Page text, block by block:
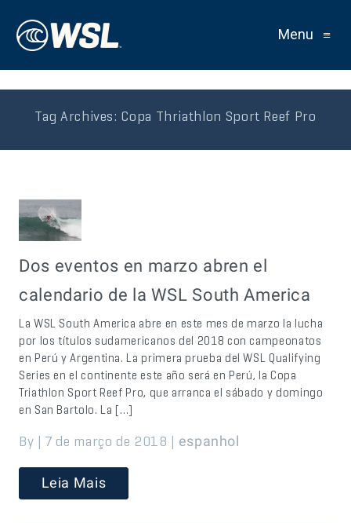
Menu ≡
Tag Archives: Copa Thriathlon Sport Reef Pro
Dos eventos en marzo abren el
calendario de la WSL South America
La WSL South America abre en este mes de marzo la lucha
por los títulos sudamericanos del 2018 con campeonatos
en Perú y Argentina. La primera prueba del WSL Qualifying
Series en el continente este año será en Perú, la Copa
Triathlon Sport Reef Pro, que arranca el sábado y domingo
en San Bartolo. La […]
By | 7 de março de 2018 | espanhol
Leia Mais